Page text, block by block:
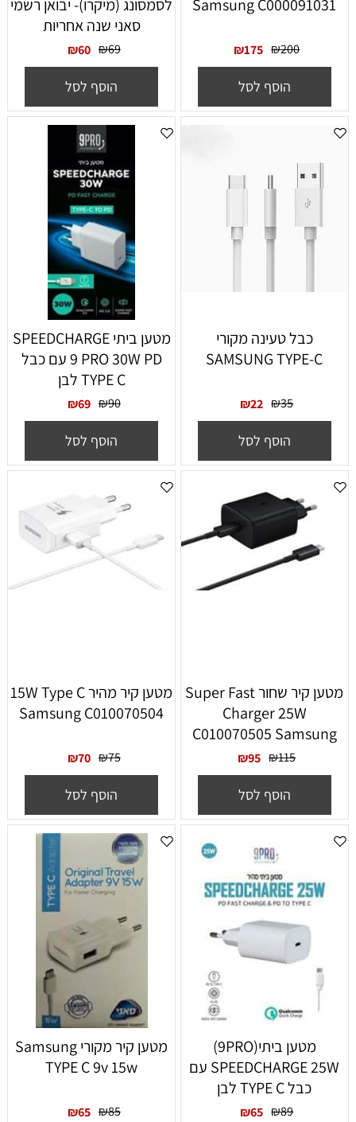
Samsung C000091031
₪200
₪175
הוסף לסל
לסמסונג (מיקרו)- יבואן רשמי
סאני שנה אחריות
₪69
₪60
הוסף לסל
כבל טעינה מקורי
SAMSUNG TYPE-C
₪35
₪22
הוסף לסל
מטען ביתי SPEEDCHARGE
9 PRO 30W PD עם כבל
TYPE C לבן
₪90
₪69
הוסף לסל
מטען קיר שחור Super Fast
Charger 25W
C010070505 Samsung
₪115
₪95
הוסף לסל
מטען קיר מהיר 15W Type C
Samsung C010070504
₪75
₪70
הוסף לסל
מטען ביתי(9PRO)
SPEEDCHARGE 25W עם
כבל TYPE C לבן
₪89
₪65
מטען קיר מקורי Samsung
TYPE C 9v 15w
₪85
₪65